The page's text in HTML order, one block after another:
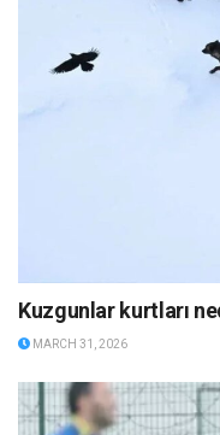
Kuzgunlar kurtları
MARCH 31, 2026